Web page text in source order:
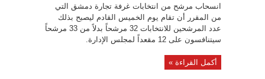
معاً
انسحاب مرشح من انتخابات غرفة تجارة دمشق التي
من المقرر أن تقام يوم الخميس القادم ليصبح بذلك
عدد المرشحين للانتخابات 32 مرشحاً بدلاً من 33 مرشحاً
سيتنافسون على 12 مقعداً لمجلس الإدارة.
أكمل القراءة »